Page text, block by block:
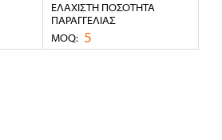
ΕΛΆΧΙΣΤΗ ΠΟΣΌΤΗΤΑ
ΠΑΡΑΓΓΕΛΊΑΣ
MOQ: 5